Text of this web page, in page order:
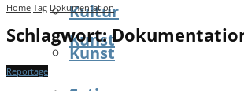
Kunst
Kultur
Kunst
Home Tag Dokumentation
Schlagwort:
Reportage